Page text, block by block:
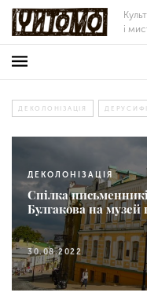
і
ДЕКОЛОНІЗАЦІЯ
ДЕКОЛОНІЗАЦІЯ
Спілка
Булгакова на
30.08.2022